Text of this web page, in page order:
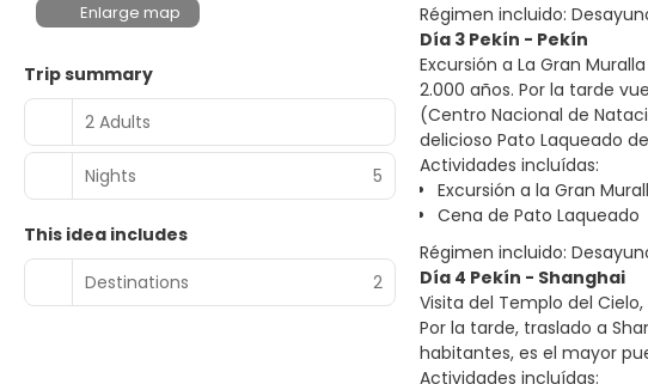
Enlarge map
Trip summary
2 Adults
Nights 5
This idea includes
Destinations
2
Régimen incluido:
Día 3 Pekín - Pekín
Excursión a La Gran
2.000 años. Por la tarde
(Centro Nacional de
delicioso Pato Laqueado
Actividades incluídas:
Excursión a la Gran
Cena de Pato Laqueado
Régimen incluido:
Día 4 Pekín - Shanghai
Visita del Templo del
Por la tarde, traslado a
habitantes, es el mayor
Actividades incluídas: